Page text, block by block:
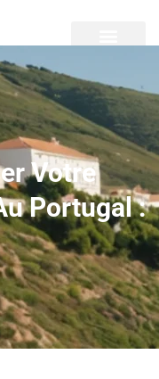
Votre
Portugal :